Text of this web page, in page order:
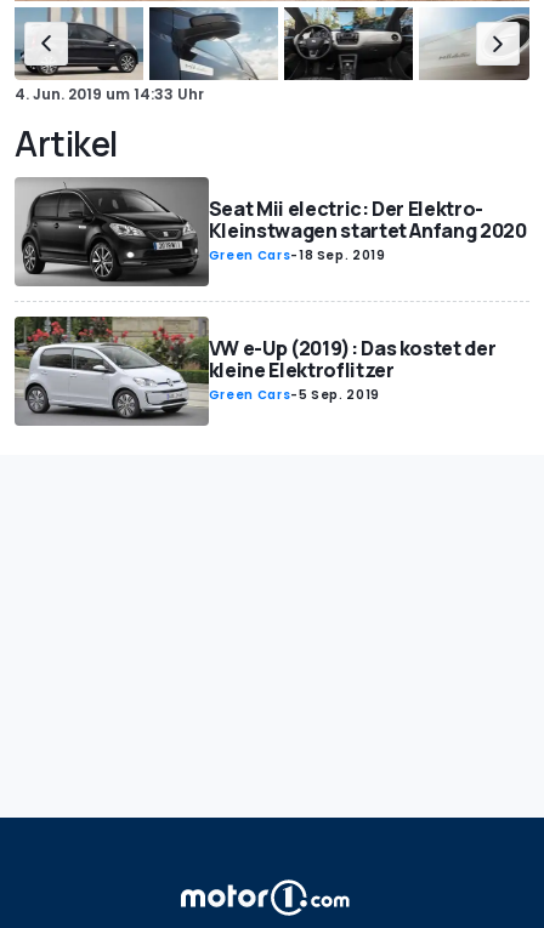
4. Jun. 2019 um14:33 Uhr
Artikel
Seat Mii electric: Der Elektro-
Kleinstwagen startet Anfang 2020
Green Cars-18 Sep. 2019
VW e-Up (2019): Das kostet der
kleine Elektroflitzer
Green Cars-5 Sep. 2019